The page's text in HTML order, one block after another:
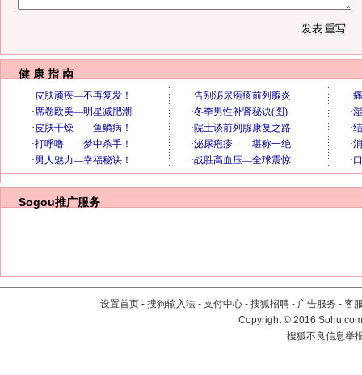
健 康 指 南
Sogou推广服务
设置首页 - 搜狗输入法 - 支付中心 - 搜狐招聘 - 广告服务 - 客
Copyright©2016
搜狐不良信息举